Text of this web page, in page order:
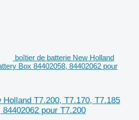
boîtier de batterie New Holland
Box 84402058, 84402062 pour
T7.200, T7.170, T7.185
pour T7.200